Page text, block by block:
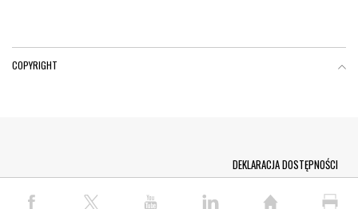
COPYRIGHT
© COPYRIGHT PAP 2026
DEKLARACJA DOSTĘPNOŚCI